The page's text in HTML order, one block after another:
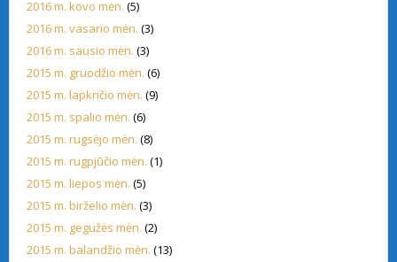
2016 m. kovo mėn. (5)
2016 m. vasario mėn. (3)
2016 m. sausio mėn. (3)
2015 m. gruodžio mėn. (6)
2015 m. lapkričio mėn. (9)
2015 m. spalio mėn. (6)
2015 m. rugsėjo mėn. (8)
2015 m. rugpjūčio mėn. (1)
2015 m. liepos mėn. (5)
2015 m. birželio mėn. (3)
2015 m. gegužės mėn. (2)
2015 m. balandžio mėn. (13)